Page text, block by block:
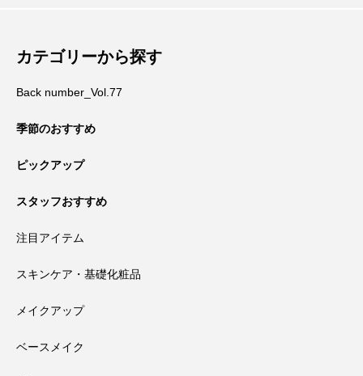
カテゴリーから探す
Back number_Vol.77
季節のおすすめ
ピックアップ
スタッフおすすめ
注目アイテム
スキンケア・基礎化粧品
メイクアップ
ベースメイク